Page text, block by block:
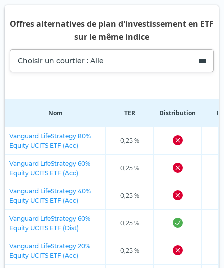
Offres alternatives de plan d'investissement en ETF
sur le même indice
Choisir un courtier : Alle
Nom TER Distribution
Vanguard LifeStrategy 80%
Equity UCITS ETF (Acc)
0,25 %
Vanguard LifeStrategy 60%
Equity UCITS ETF (Acc)
0,25 %
Vanguard LifeStrategy 40%
Equity UCITS ETF (Acc)
0,25 %
Vanguard LifeStrategy 60%
Equity UCITS ETF (Dist)
0,25 %
Vanguard LifeStrategy 20%
Equity UCITS ETF (Acc)
0,25 %